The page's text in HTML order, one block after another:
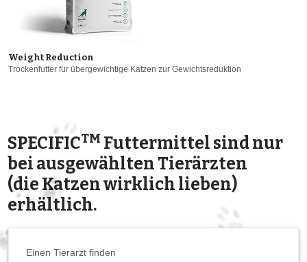
Weight Reduction
Trockenfutter für übergewichtige Katzen zur Gewichtsreduktion
SPECIFICTM Futtermittel sind nur
bei ausgewählten Tierärzten
(die Katzen wirklich lieben)
erhältlich.
Einen Tierarzt finden